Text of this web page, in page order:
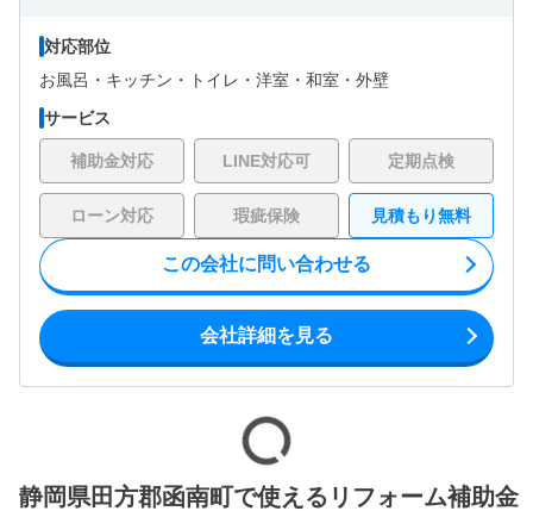
対応部位
お風呂・ キッチン・ トイレ・ 洋室・ 和室・ 外壁
サービス
補助金対応 LINE対応可 定期点検
ローン対応 瑕疵保険 見積もり無料
この会社に問い合わせる
会社詳細を見る
静岡県田方郡函南町で使えるリフォーム補助金